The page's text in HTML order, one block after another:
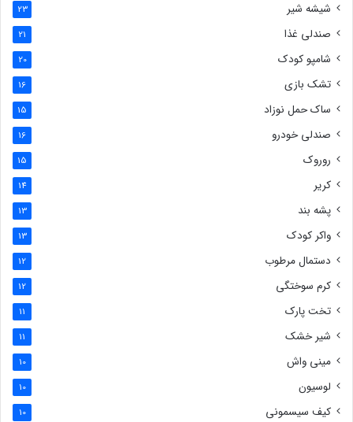
شیشه شیر 23
صندلی غذا 21
شامپو کودک 20
تشک بازی 16
ساک حمل نوزاد 15
صندلی خودرو 16
روروک 15
کریر 14
پشه بند 13
واکر کودک 13
دستمال مرطوب 12
کرم سوختگی 12
تخت پارک 11
شیر خشک 11
مینی واش 10
لوسیون 10
کیف سیسمونی 10